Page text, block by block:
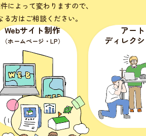
によって変わりますので、
る方はご相談ください。
アート
ディレクション
（媒